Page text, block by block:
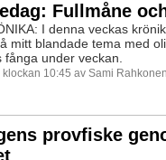
Fullmåne
I denna veckas
mitt blandade tema med
fånga under veckan.
10:45 av Sami
provfiske